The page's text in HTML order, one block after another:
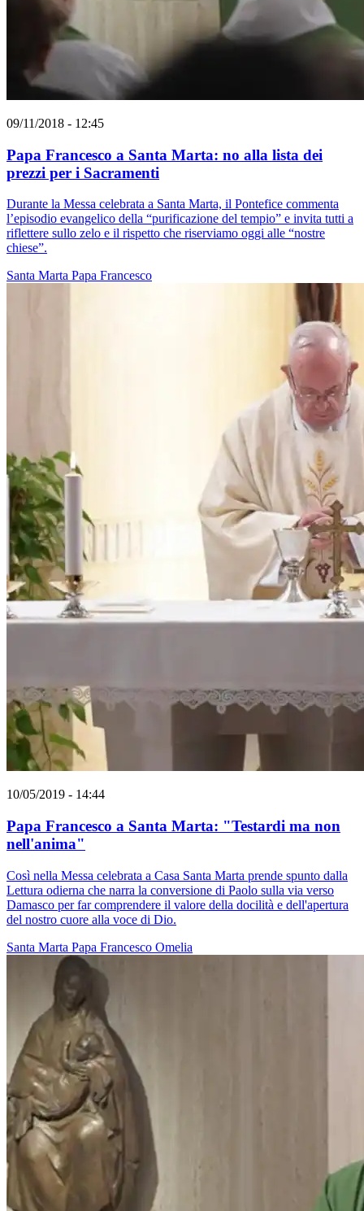
09/11/2018 - 12:45
Papa Francesco a Santa Marta: no alla lista dei
prezzi per i Sacramenti
Durante la Messa celebrata a Santa Marta, il Pontefice commenta
l’episodio evangelico della “purificazione del tempio” e invita tutti a
riflettere sullo zelo e il rispetto che riserviamo oggi alle “nostre
chiese”.
Santa Marta Papa Francesco
10/05/2019 - 14:44
Papa Francesco a Santa Marta: "Testardi ma non
nell'anima"
Così nella Messa celebrata a Casa Santa Marta prende spunto dalla
Lettura odierna che narra la conversione di Paolo sulla via verso
Damasco per far comprendere il valore della docilità e dell'apertura
del nostro cuore alla voce di Dio.
Santa Marta Papa Francesco Omelia